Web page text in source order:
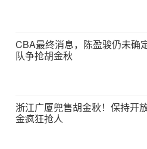
CBA最终消息，陈盈骏仍未确
队争抢胡金秋
浙江广厦兜售胡金秋！保持开
金疯狂抢人